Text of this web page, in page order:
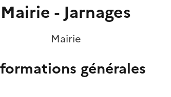
Mairie - Jarnages
Mairie
générales